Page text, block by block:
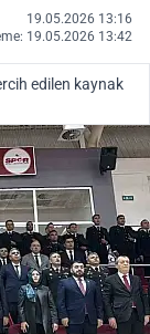
19.05.2026 13:16
19.05.2026 13:42
edilen kaynak